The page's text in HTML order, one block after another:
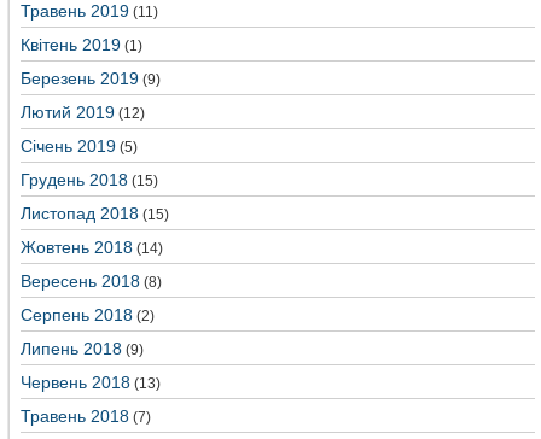
Травень 2019 (11)
Квітень 2019 (1)
Березень 2019 (9)
Лютий 2019 (12)
Січень 2019 (5)
Грудень 2018 (15)
Листопад 2018 (15)
Жовтень 2018 (14)
Вересень 2018 (8)
Серпень 2018 (2)
Липень 2018 (9)
Червень 2018 (13)
Травень 2018 (7)